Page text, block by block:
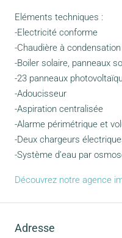
Eléments techniques :
-Electricité conforme
-Chaudière à
-Boiler solaire, panneaux
-23 panneaux
-Adoucisseur
-Aspiration centralisée
-Alarme périmétrique et
-Deux chargeurs
-Système d’eau par
Découvrez notre agence
Adresse